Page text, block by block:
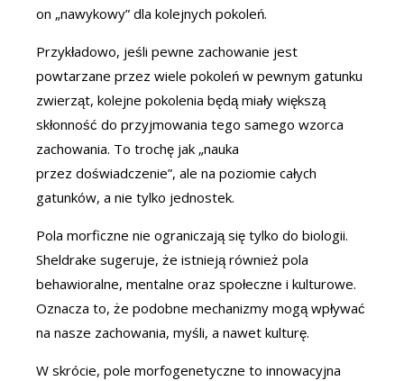
on „nawykowy” dla kolejnych pokoleń.
Przykładowo, jeśli pewne zachowanie jest
powtarzane przez wiele pokoleń w pewnym gatunku
zwierząt, kolejne pokolenia będą miały większą
skłonność do przyjmowania tego samego wzorca
zachowania. To trochę jak „nauka
przez doświadczenie”, ale na poziomie całych
gatunków, a nie tylko jednostek.
Pola morficzne nie ograniczają się tylko do biologii.
Sheldrake sugeruje, że istnieją również pola
behawioralne, mentalne oraz społeczne i kulturowe.
Oznacza to, że podobne mechanizmy mogą wpływać
na nasze zachowania, myśli, a nawet kulturę.
W skrócie, pole morfogenetyczne to innowacyjna